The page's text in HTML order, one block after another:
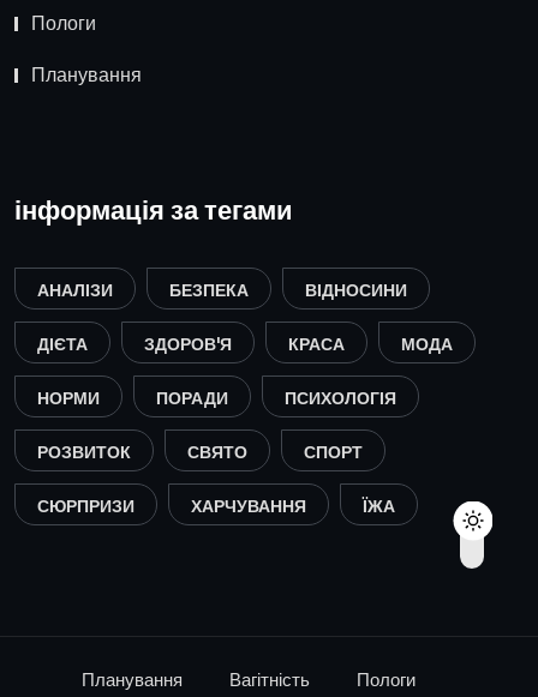
Пологи
Планування
інформація за тегами
АНАЛІЗИ БЕЗПЕКА ВІДНОСИНИ
ДІЄТА ЗДОРОВ'Я КРАСА МОДА
НОРМИ ПОРАДИ ПСИХОЛОГІЯ
РОЗВИТОК СВЯТО СПОРТ
СЮРПРИЗИ ХАРЧУВАННЯ ЇЖА
Планування Вагітність Пологи